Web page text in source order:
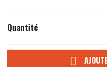
Quantité
